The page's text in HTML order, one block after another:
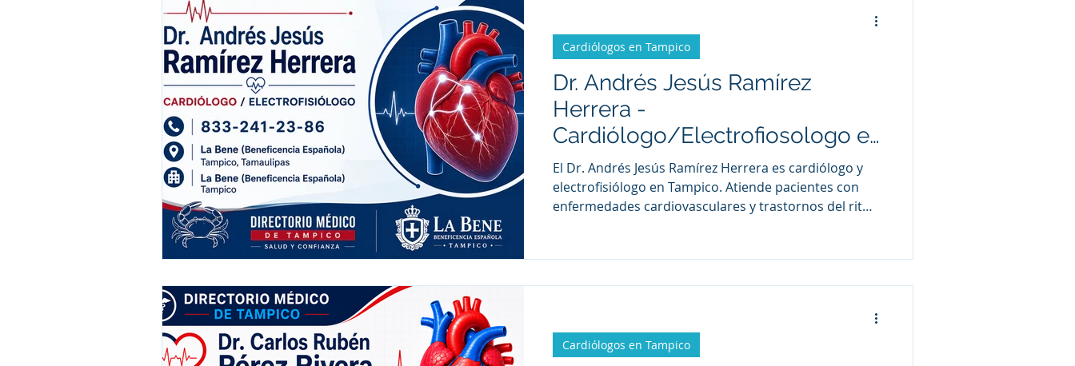
Dr. Andrés Jesús Ramírez
Herrera -
Cardiólogo/Electrofiosologo en
Tampico
El Dr. Andrés Jesús Ramírez Herrera es cardiólogo y
electrofisiólogo en Tampico. Atiende pacientes con
enfermedades cardiovasculares y trastornos del ritmo
actividad eléctrica del corazón. Consulta en la
Beneficencia Española (La Bene) de Tampico.
Cardiólogos en Tampico
Cardiólogos en Tampico